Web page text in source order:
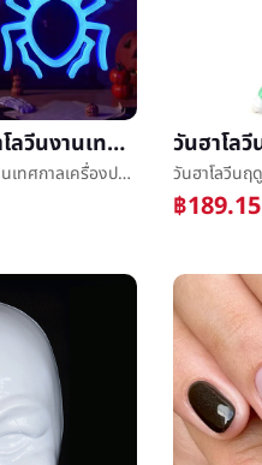
LEDแสงไฟนีออนวันฮาโลวีนงานเทศกาลเครื่องประดับโรแมนติกบรรยากาศแสงแสงฟักทองแมงมุมผีเครื่องประดับบรรยากาศแสง
LEDแสงไฟนีออนวันฮาโลวีนงานเทศกาลเครื่องประดับโรแมนติกบรรยากาศแสงแสงฟักทองแมงมุมผีเครื่องประดับบรรยากาศแสง
฿189.15